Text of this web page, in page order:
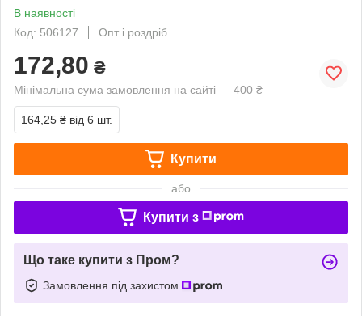
В наявності
Код: 506127
Опт і роздріб
172,80 ₴
Мінімальна сума замовлення на сайті — 400 ₴
164,25 ₴ від 6 шт.
Купити
або
Купити з
Що таке купити з Пром?
Замовлення під захистом